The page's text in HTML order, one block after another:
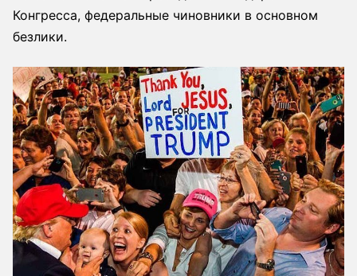
Конгресса, федеральные чиновники в основном
безлики.